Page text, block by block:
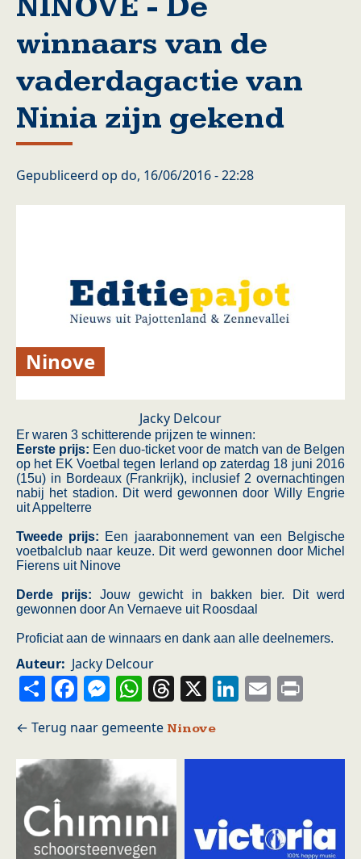
winnaars van de
vaderdagactie van
Ninia zijn gekend
Gepubliceerd op do, 16/06/2016 - 22:28
Ninove
Jacky Delcour
Er waren 3 schitterende prijzen te winnen:
Eerste prijs: Een duo-ticket voor de match van de Belgen
op het EK Voetbal tegen Ierland op zaterdag 18 juni 2016
(15u) in Bordeaux (Frankrijk), inclusief 2 overnachtingen
nabij het stadion. Dit werd gewonnen door Willy Engrie
uit Appelterre
Tweede prijs: Een jaarabonnement van een Belgische
voetbalclub naar keuze. Dit werd gewonnen door Michel
Fierens uit Ninove
Derde prijs: Jouw gewicht in bakken bier. Dit werd
gewonnen door An Vernaeve uit Roosdaal
Proficiat aan de winnaars en dank aan alle deelnemers.
Auteur Jacky Delcour
ShareFacebook
Messenger
WhatsApp
Threads
X LinkedIn
Email
Ninove